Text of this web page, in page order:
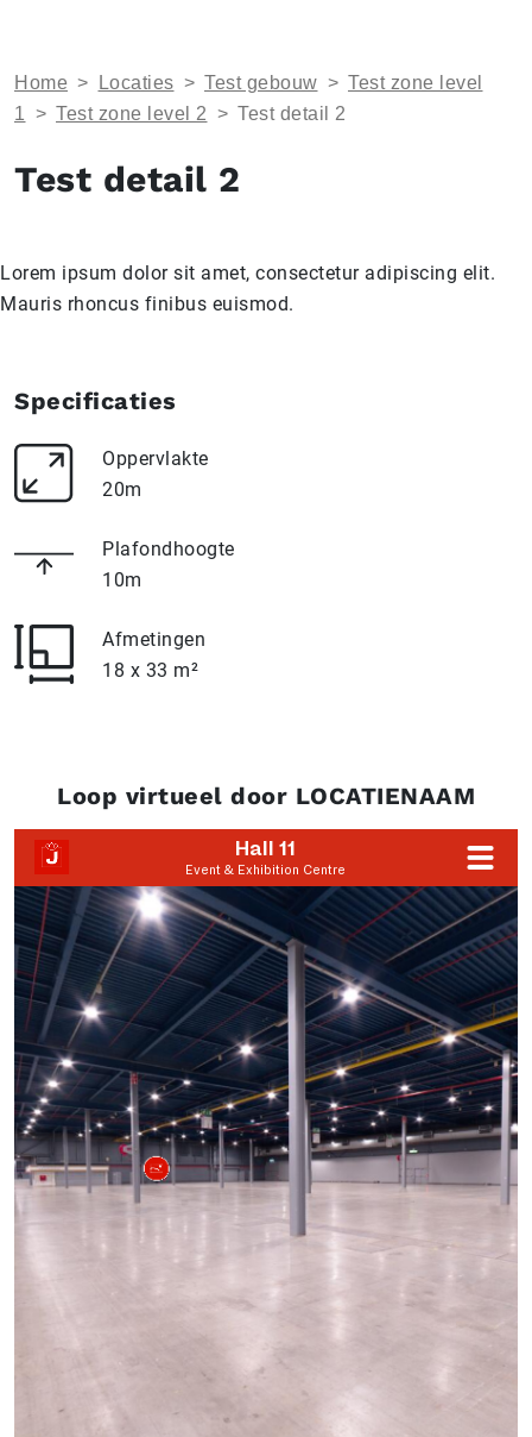
Home > Locaties > Test gebouw > Test zone level
1 > Test zone level 2 > Test detail 2
Test detail 2
Lorem ipsum dolor sit amet, consectetur adipiscing elit.
Mauris rhoncus finibus euismod.
Specificaties
Oppervlakte
20m
Plafondhoogte
10m
Afmetingen
18 x 33 m²
Loop virtueel door LOCATIENAAM